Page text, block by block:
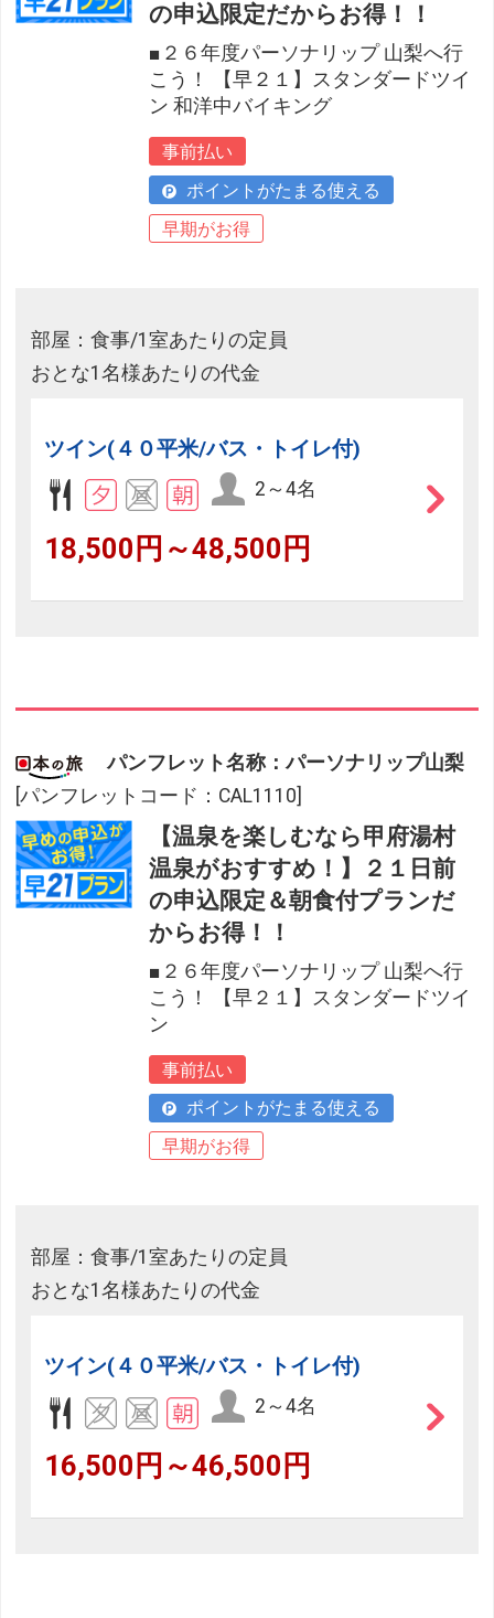
の申込限定だからお得！！
■２６年度パーソナリップ 山梨へ行
こう！ 【早２１】スタンダードツイ
ン 和洋中バイキング
事前払い
ポイントがたまる使える
早期がお得
部屋：食事/1室あたりの定員
おとな1名様あたりの代金
ツイン(４０平米/バス・トイレ付)
2～4名
18,500円～48,500円
パンフレット名称：パーソナリップ山梨
[パンフレットコード：CAL1110]
【温泉を楽しむなら甲府湯村
温泉がおすすめ！】２１日前
の申込限定＆朝食付プランだ
からお得！！
■２６年度パーソナリップ 山梨へ行
こう！ 【早２１】スタンダードツイ
ン
事前払い
ポイントがたまる使える
早期がお得
部屋：食事/1室あたりの定員
おとな1名様あたりの代金
ツイン(４０平米/バス・トイレ付)
2～4名
16,500円～46,500円